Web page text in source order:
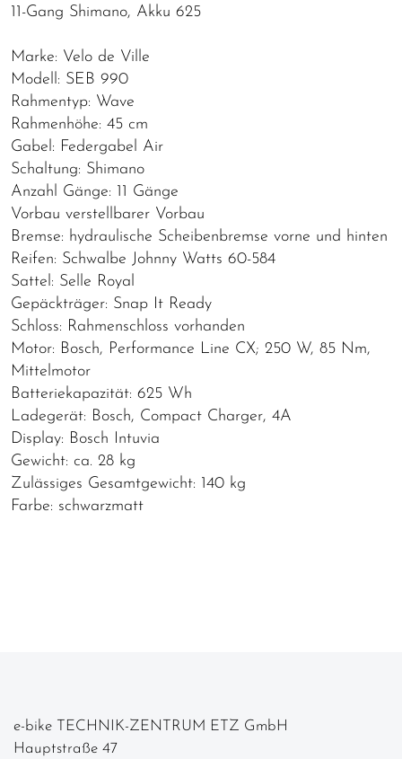
11-Gang Shimano, Akku 625
Marke: Velo de Ville
Modell: SEB 990
Rahmentyp: Wave
Rahmenhöhe: 45 cm
Gabel: Federgabel Air
Schaltung: Shimano
Anzahl Gänge: 11 Gänge
Vorbau verstellbarer Vorbau
Bremse: hydraulische Scheibenbremse vorne und hinten
Reifen: Schwalbe Johnny Watts 60-584
Sattel: Selle Royal
Gepäckträger: Snap It Ready
Schloss: Rahmenschloss vorhanden
Motor: Bosch, Performance Line CX; 250 W, 85 Nm,
Mittelmotor
Batteriekapazität: 625 Wh
Ladegerät: Bosch, Compact Charger, 4A
Display: Bosch Intuvia
Gewicht: ca. 28 kg
Zulässiges Gesamtgewicht: 140 kg
Farbe: schwarzmatt
e-bike TECHNIK-ZENTRUM ETZ GmbH
Hauptstraße 47